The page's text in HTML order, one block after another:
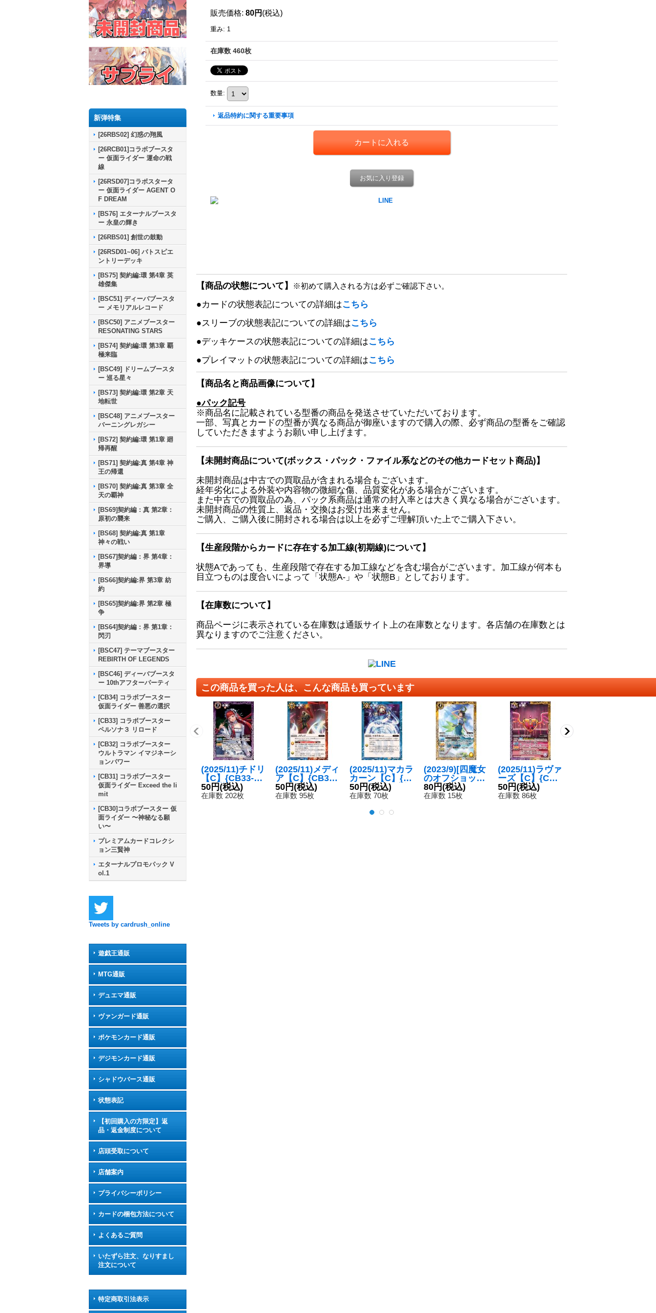
新弾特集
[26RBS02] 幻惑の翔風
[26RCB01]コラボブースタ
ー 仮面ライダー 運命の戦
線
[26RSD07]コラボスタータ
ー 仮面ライダー AGENT O
F DREAM
[BS76] エターナルブースタ
ー 永皇の輝き
[26RBS01] 創世の鼓動
[26RSD01~06] バトスピエ
ントリーデッキ
[BS75] 契約編:環 第4章 英
雄傑集
[BSC51] ディーバブースタ
ー メモリアルレコード
[BSC50] アニメブースター
RESONATING STARS
[BS74] 契約編:環 第3章 覇
極来臨
[BSC49] ドリームブースタ
ー 巡る星々
[BS73] 契約編:環 第2章 天
地転世
[BSC48] アニメブースター
バーニングレガシー
[BS72] 契約編:環 第1章 廻
帰再醒
[BS71] 契約編:真 第4章 神
王の帰還
[BS70] 契約編:真 第3章 全
天の覇神
[BS69]契約編：真 第2章：
原初の襲来
[BS68] 契約編:真 第1章
神々の戦い
[BS67]契約編：界 第4章：
界導
[BS66]契約編:界 第3章 紡
約
[BS65]契約編:界 第2章 極
争
[BS64]契約編：界 第1章：
閃刃
[BSC47] テーマブースター
REBIRTH OF LEGENDS
[BSC46] ディーバブースタ
ー 10thアフターパーティ
[CB34] コラボブースター
仮面ライダー 善悪の選択
[CB33] コラボブースター
ペルソナ３ リロード
[CB32] コラボブースター
ウルトラマン イマジネーシ
ョンパワー
[CB31] コラボブースター
仮面ライダー Exceed the li
mit
[CB30]コラボブースター 仮
面ライダー 〜神秘なる願
い〜
プレミアムカードコレクシ
ョン三賢神
エターナルプロモパック V
ol.1
Tweets by cardrush_online
遊戯王通販
MTG通販
デュエマ通販
ヴァンガード通販
ポケモンカード通販
デジモンカード通販
シャドウバース通販
状態表記
【初回購入の方限定】返
品・返金制度について
店頭受取について
店舗案内
プライバシーポリシー
カードの梱包方法について
よくあるご質問
いたずら注文、なりすまし
注文について
特定商取引法表示
販売価格: 80円 (税込)
重み: 1
在庫数 460枚
数量:
返品特約に関する重要事項
お気に入り登録
【商品の状態について】 ※初めて購入される方は必ずご確認下さい。
●カードの状態表記についての詳細はこちら
●スリーブの状態表記についての詳細はこちら
●デッキケースの状態表記についての詳細はこちら
●プレイマットの状態表記についての詳細はこちら
【商品名と商品画像について】
●パック記号
※商品名に記載されている型番の商品を発送させていただいております。
一部、写真とカードの型番が異なる商品が御座いますので購入の際、必ず商品の型番をご確認
していただきますようお願い申し上げます。
【未開封商品について(ボックス・パック・ファイル系などのその他カードセット商品)】
未開封商品は中古での買取品が含まれる場合もございます。
経年劣化による外装や内容物の微細な傷、品質変化がある場合がございます。
また中古での買取品の為、パック系商品は通常の封入率とは大きく異なる場合がございます。
未開封商品の性質上、返品・交換はお受け出来ません。
ご購入、ご購入後に開封される場合は以上を必ずご理解頂いた上でご購入下さい。
【生産段階からカードに存在する加工線(初期線)について】
状態Aであっても、生産段階で存在する加工線などを含む場合がございます。加工線が何本も
目立つものは度合いによって「状態A-」や「状態B」としております。
【在庫数について】
商品ページに表示されている在庫数は通販サイト上の在庫数となります。各店舗の在庫数とは
異なりますのでご注意ください。
この商品を買った人は、こんな商品も買っています
(2025/11)チドリ
【C】{CB33-04
7}《紫》
50円(税込)
在庫数 202枚
(2025/11)メディ
ア【C】{CB33-
071}《多》
50円(税込)
在庫数 95枚
(2025/11)マカラ
カーン【C】{C
B33-076}《青》
50円(税込)
在庫数 70枚
(2023/9)[四魔女
のオフショット]
ルーナ・ヴァン
ディル【C】{B
80円(税込)
在庫数 15枚
(2025/11)ラヴァ
ーズ【C】{CB3
3-055}《多》
50円(税込)
在庫数 86枚